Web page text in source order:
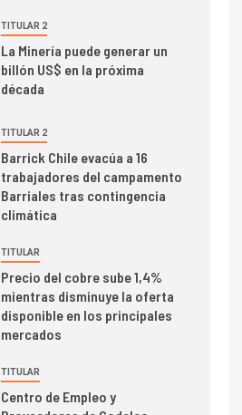
PIB minero impacta el
crecimiento regional: Banco
trimestre
I+D
Informe bimensual de
Cochilco: precio del cobre
alcanza máximos por escasez
I+D
Estudio revela cómo el precio
del cobre y educación superior
se relacionan en zonas
mineras
I+D
BHP proyecta producción de
TITULAR 2
La Minería puede generar un
billón US$ en la próxima
década
TITULAR 2
Barrick Chile evacúa a 16
trabajadores del campamento
Barriales tras contingencia
climática
TITULAR
Precio del cobre sube 1,4%
mientras disminuye la oferta
disponible en los principales
mercados
TITULAR
Centro de Empleo y